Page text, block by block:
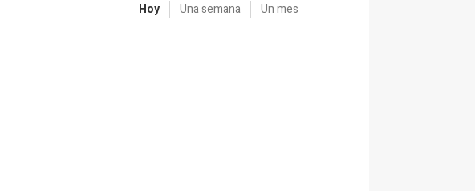
Hoy Una semana Un mes